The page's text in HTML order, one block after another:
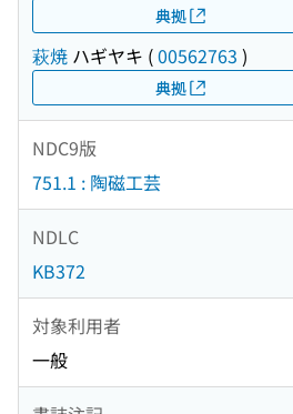
典拠
萩焼 ハギヤキ (00562763 )
典拠
NDC9版
751.1 : 陶磁工芸
NDLC
KB372
対象利用者
一般